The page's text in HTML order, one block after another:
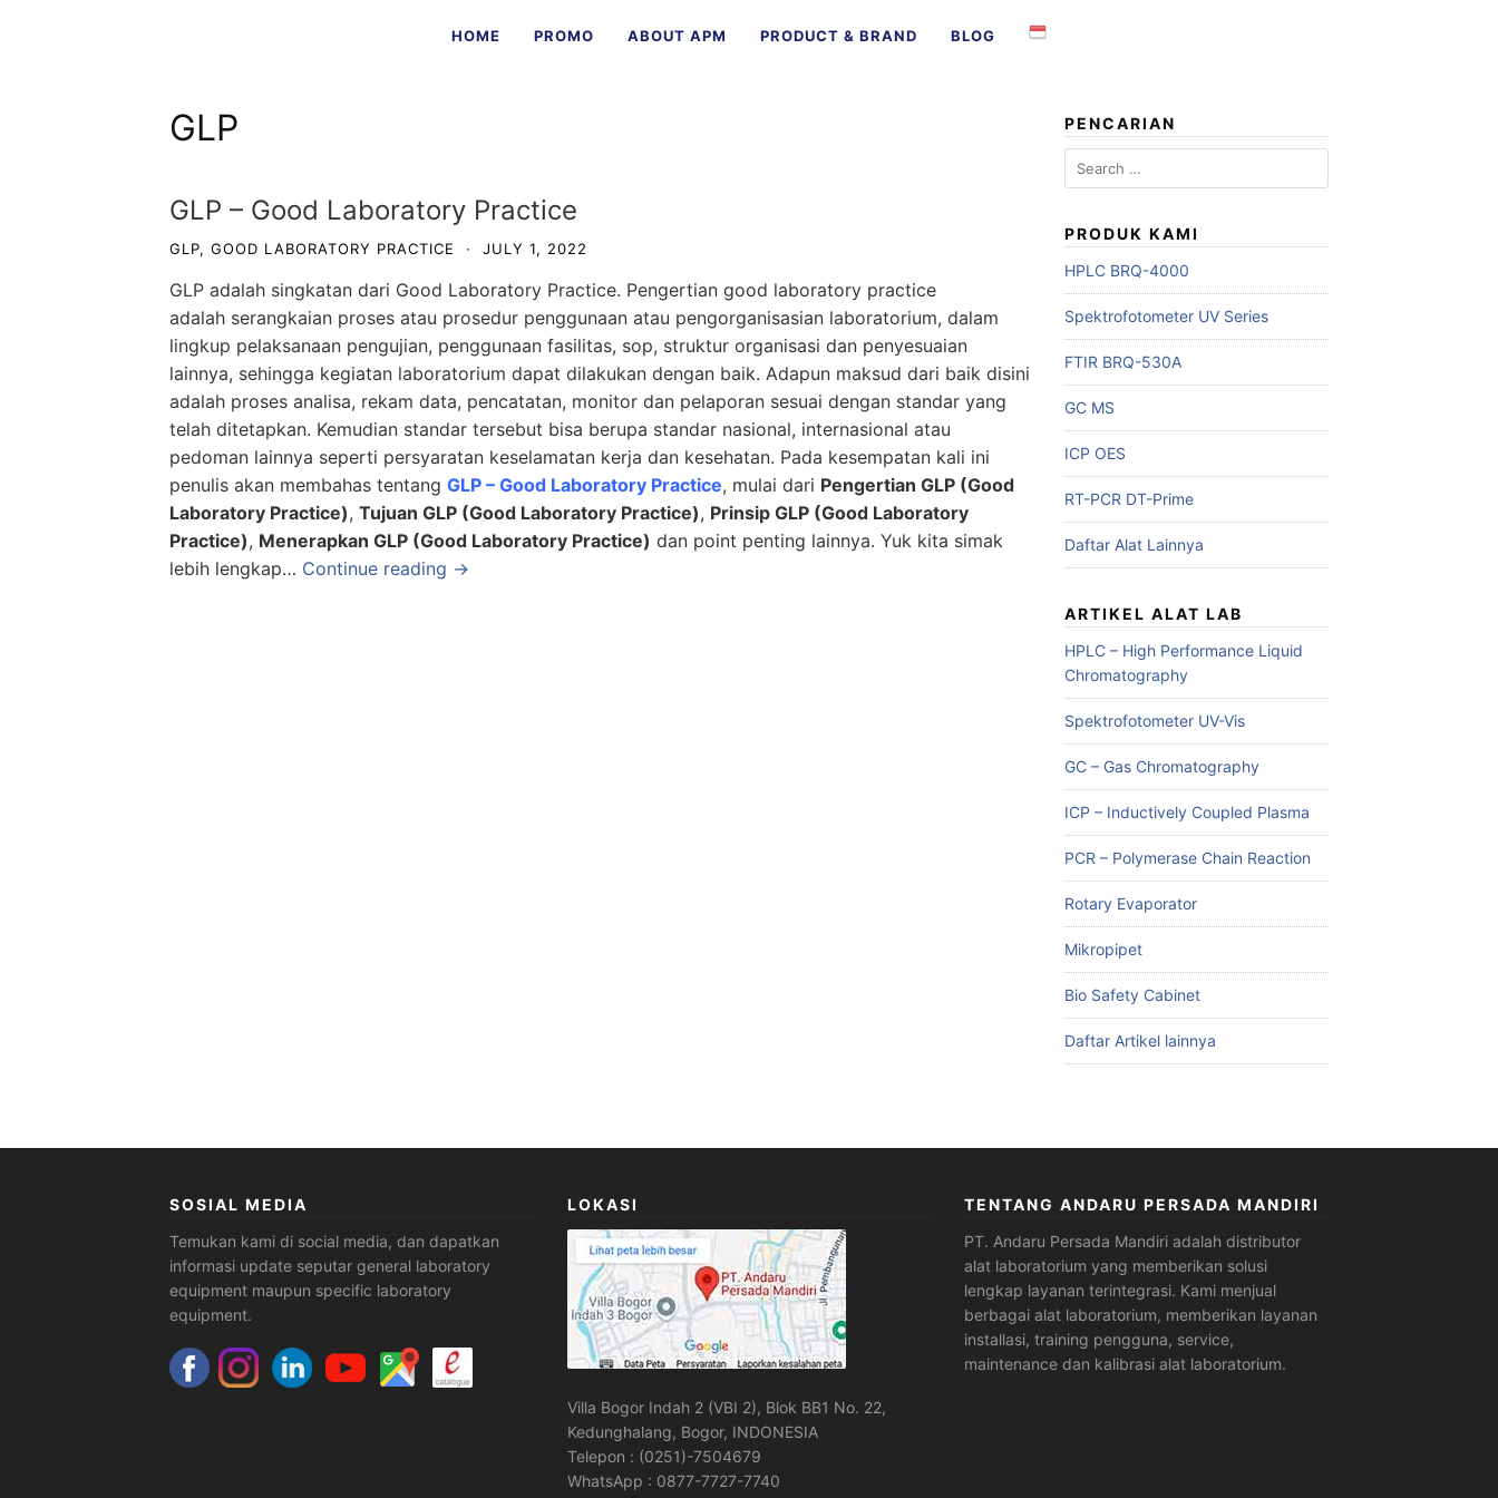
HOME PROMO ABOUT APM PRODUCT & BRAND BLOG
GLP
GLP – Good Laboratory Practice
GLP, GOOD LABORATORY PRACTICE · JULY 1, 2022
GLP adalah singkatan dari Good Laboratory Practice. Pengertian good laboratory practice
adalah serangkaian proses atau prosedur penggunaan atau pengorganisasian laboratorium, dalam
lingkup pelaksanaan pengujian, penggunaan fasilitas, sop, struktur organisasi dan penyesuaian
lainnya, sehingga kegiatan laboratorium dapat dilakukan dengan baik. Adapun maksud dari baik disini
adalah proses analisa, rekam data, pencatatan, monitor dan pelaporan sesuai dengan standar yang
telah ditetapkan. Kemudian standar tersebut bisa berupa standar nasional, internasional atau
pedoman lainnya seperti persyaratan keselamatan kerja dan kesehatan. Pada kesempatan kali ini
penulis akan membahas tentang GLP – Good Laboratory Practice, mulai dari Pengertian GLP (Good
Laboratory Practice), Tujuan GLP (Good Laboratory Practice), Prinsip GLP (Good Laboratory
Practice), Menerapkan GLP (Good Laboratory Practice) dan point penting lainnya. Yuk kita simak
lebih lengkap… Continue reading →
PENCARIAN
Search
for:
PRODUK KAMI
HPLC BRQ-4000
Spektrofotometer UV Series
FTIR BRQ-530A
GC MS
ICP OES
RT-PCR DT-Prime
Daftar Alat Lainnya
ARTIKEL ALAT LAB
HPLC – High Performance Liquid
Chromatography
Spektrofotometer UV-Vis
GC – Gas Chromatography
ICP – Inductively Coupled Plasma
PCR – Polymerase Chain Reaction
Rotary Evaporator
Mikropipet
Bio Safety Cabinet
Daftar Artikel lainnya
SOSIAL MEDIA
Temukan kami di social media, dan dapatkan
informasi update seputar general laboratory
equipment maupun specific laboratory
equipment.
LOKASI
Villa Bogor Indah 2 (VBI 2), Blok BB1 No. 22,
Kedunghalang, Bogor, INDONESIA
Telepon : (0251)-7504679
WhatsApp : 0877-7727-7740
TENTANG ANDARU PERSADA MANDIRI
PT. Andaru Persada Mandiri adalahdistributor
alat laboratorium yang memberikan solusi
lengkap layanan terintegrasi. Kami menjual
berbagai alat laboratorium, memberikan layanan
installasi, training pengguna, service,
maintenance dan kalibrasi alat laboratorium.